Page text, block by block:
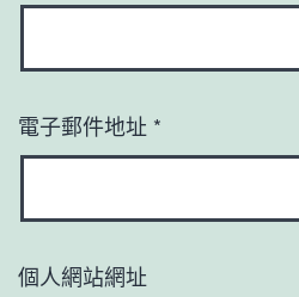
電子郵件地址 *
個人網站網址